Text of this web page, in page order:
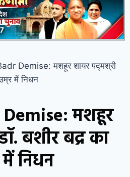
Demise: मशहूर शायर पद्मश्री
में निधन
मशहूर
बशीर बद्र का
में निधन